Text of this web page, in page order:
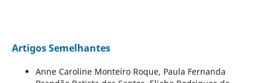
Artigos Semelhantes
Anne Caroline Monteiro Roque, Paula Fernanda